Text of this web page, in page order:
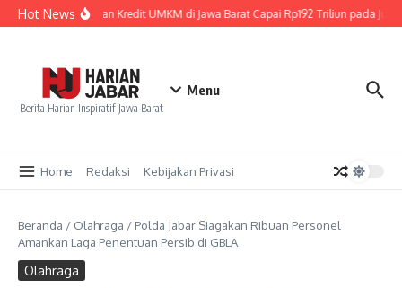
Lewati ke konten
Hot NewsPenyaluran Kredit UMKM di Jawa Barat Capai Rp192 Triliun pada Juni
Berita Harian Inspiratif Jawa Barat
Menu
Home Redaksi Kebijakan Privasi
Beranda / Olahraga / Polda Jabar Siagakan Ribuan Personel
Amankan Laga Penentuan Persib di GBLA
Olahraga